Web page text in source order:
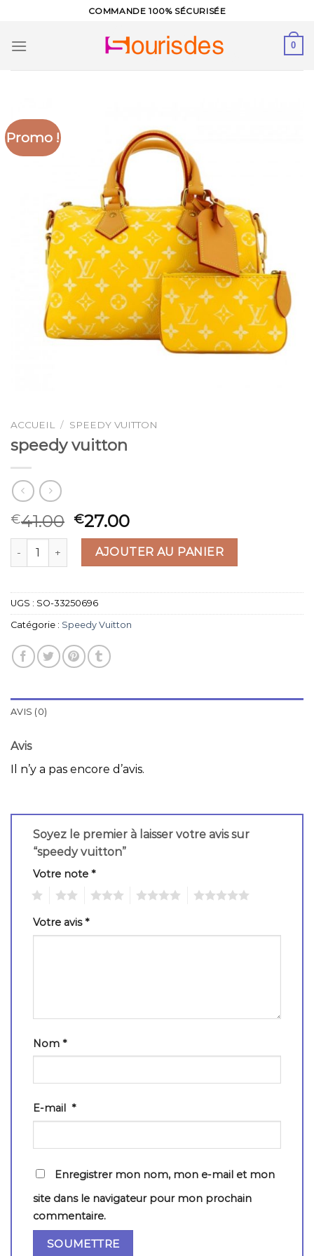
content
COMMANDE 100% SÉCURISÉE
0
Promo !
ACCUEIL / SPEEDY VUITTON
speedy vuitton
€41.00 €27.00
quantité de speedy vuittonAJOUTER AU PANIER
UGS : SO-33250696
Catégorie : Speedy Vuitton
AVIS (0)
Avis
Il n’y a pas encore d’avis.
Soyez le premier à laisser votre avis sur
“speedy vuitton”
Votre note *
Votre avis*
Nom *
E-mail *
Enregistrer mon nom, mon e-mail et mon
site dans le navigateur pour mon prochain
commentaire.